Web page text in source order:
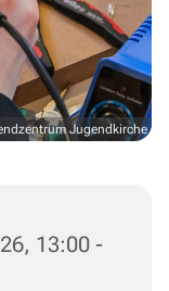
Jugendkirche
13:00 -